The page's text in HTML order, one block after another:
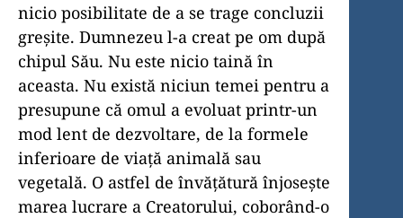
nicio posibilitate de a se trage concluzii
greșite. Dumnezeu l-a creat pe om după
chipul Său. Nu este nicio taină în
aceasta. Nu există niciun temei pentru a
presupune că omul a evoluat printr-un
mod lent de dezvoltare, de la formele
inferioare de viață animală sau
vegetală. O astfel de învățătură înjosește
marea lucrare a Creatorului, coborând-o